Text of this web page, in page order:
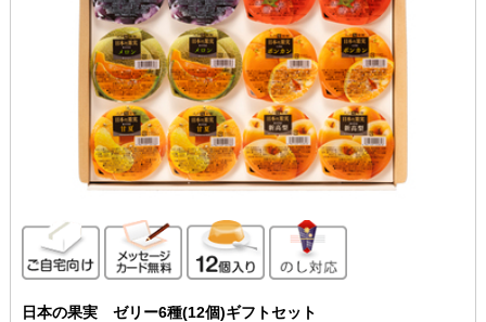
ご自宅向けメッセージカード無料
12個入り のし対応
日本の果実 ゼリー6種(12個)ギフトセット